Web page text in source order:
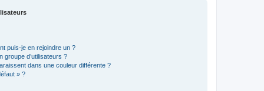
puis-je en rejoindre un ?
groupe d’utilisateurs ?
dans une couleur différente ?
» ?